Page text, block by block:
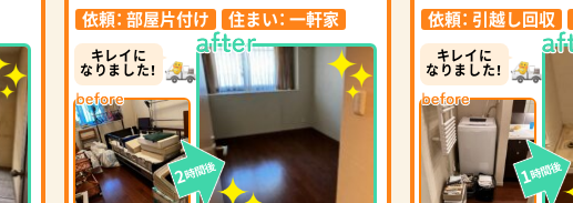
依頼： 部屋片付け 住まい： 一軒家
キレイに
なりました！
2時間後
依頼： 引越し回収
キレイに
なりました！
1時間後